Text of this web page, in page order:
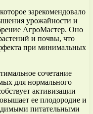
зарекомендовало
урожайности и
АгроМастер. Оно
и почвы, что
при минимальных
сочетание
для нормального
активизации
ее плодородие и
питательными